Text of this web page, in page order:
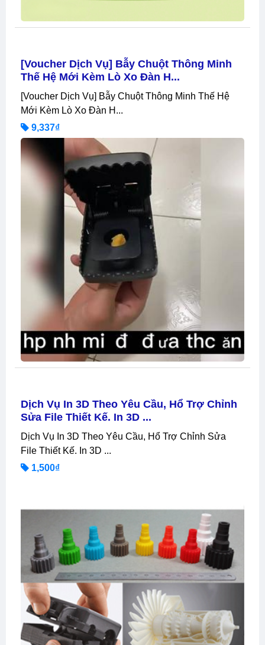
[Voucher Dịch Vụ] Bẫy Chuột Thông Minh
Thế Hệ Mới Kèm Lò Xo Đàn H...
[Voucher Dịch Vụ] Bẫy Chuột Thông Minh Thế Hệ
Mới Kèm Lò Xo Đàn H...
9,337₫
Dịch Vụ In 3D Theo Yêu Cầu, Hổ Trợ Chỉnh
Sửa File Thiết Kế. In 3D ...
Dịch Vụ In 3D Theo Yêu Cầu, Hổ Trợ Chỉnh Sửa
File Thiết Kế. In 3D ...
1,500₫